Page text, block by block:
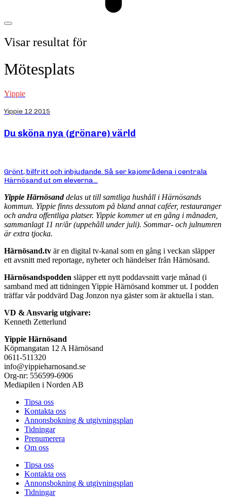
Visar resultat för
Mötesplats
Yippie
Yippie 12 2015
Du sköna nya (grönare) värld
Grönt, bilfritt och inbjudande. Så ser kajområdena i centrala
Härnösand ut om eleverna...
Yippie Härnösanddelas ut till samtliga hushåll i Härnösands
kommun. Yippie finns dessutom på bland annat caféer, restauranger
och andra offentliga platser. Yippie kommer ut en gång i månaden,
sammanlagt 11 nr/år (uppehåll under juli). Sommar- och julnumren
är extra tjocka.
Härnösand.tv är en digital tv-kanal som en gång i veckan släpper
ett avsnitt med reportage, nyheter och händelser från Härnösand.
Härnösandspodden släpper ett nytt poddavsnitt varje månad (i
samband med att tidningen Yippie Härnösand kommer ut. I podden
träffar vår poddvärd Dag Jonzon nya gäster som är aktuella i stan.
VD & Ansvarig utgivare:
Kenneth Zetterlund
Yippie Härnösand
Köpmangatan 12 A Härnösand
0611-511320
info@yippieharnosand.se
Org-nr: 556599-6906
Mediapilen i Norden AB
Tipsa oss
Kontakta oss
Annonsbokning & utgivningsplan
Tidningar
Prenumerera
Om oss
Tipsa oss
Kontakta oss
Annonsbokning & utgivningsplan
Tidningar